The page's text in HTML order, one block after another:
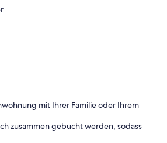
mit Ihrer Familie oder Ihrem
zusammen gebucht werden, sodass